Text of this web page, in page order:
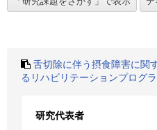
舌切除に伴う摂食障害に関
るリハビリテーションプログ
研究代表者